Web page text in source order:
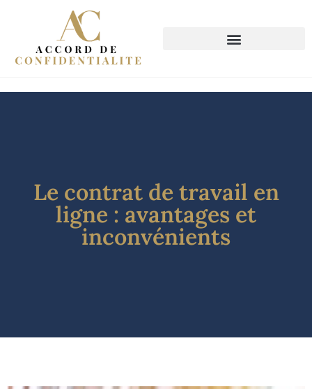
Le contrat de travail en
ligne : avantages et
inconvénients